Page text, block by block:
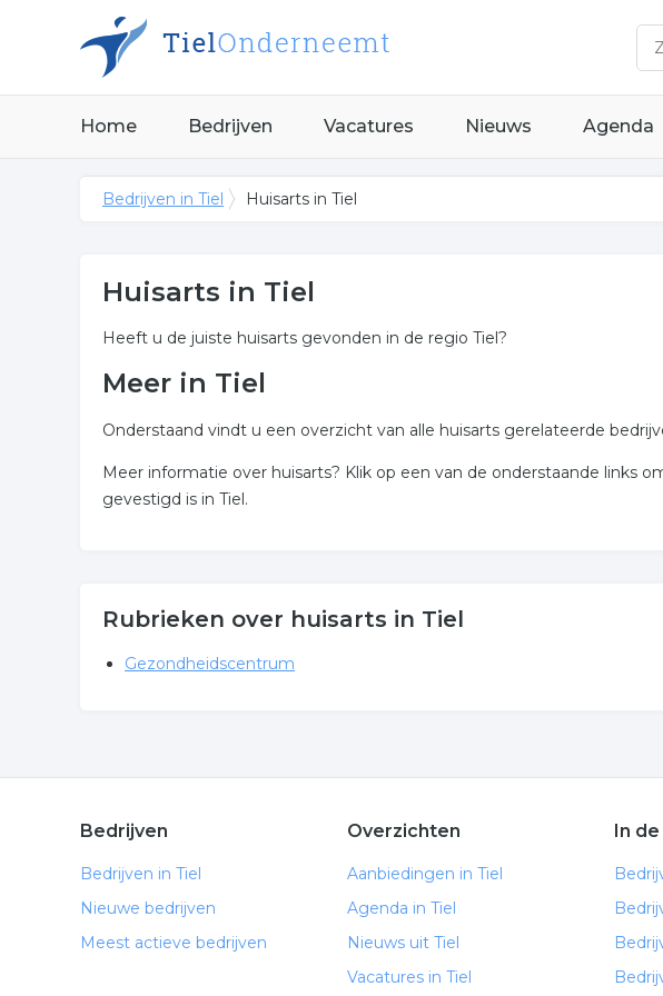
Home Bedrijven Vacatures Nieuws Agenda
Bedrijven in Tiel Huisarts in Tiel
Huisarts in Tiel
Heeft u de juiste huisarts gevonden in de regio Tiel?
Meer in Tiel
Onderstaand vindt u een overzicht van alle huisarts gerelateerde
Meer informatie over huisarts? Klik op een van de onderstaande links
gevestigd is in Tiel.
Rubrieken over huisarts in Tiel
Gezondheidscentrum
Bedrijven
Bedrijven in Tiel
Nieuwe bedrijven
Meest actieve bedrijven
Overzichten
Aanbiedingen in Tiel
Agenda in Tiel
Nieuws uit Tiel
Vacatures in Tiel
In